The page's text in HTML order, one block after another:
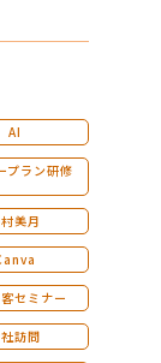
AI
プラン研修
美月
セミナー
訪問